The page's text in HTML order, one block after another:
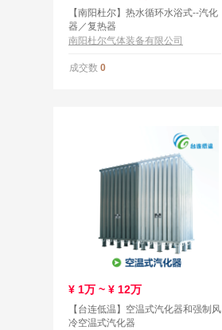
【南阳杜尔】热水循环水浴式--汽化
器／复热器
南阳杜尔气体装备有限公司
成交数 0
¥ 1万 ~ ¥ 12万
【台连低温】空温式汽化器和强制风
冷空温式汽化器